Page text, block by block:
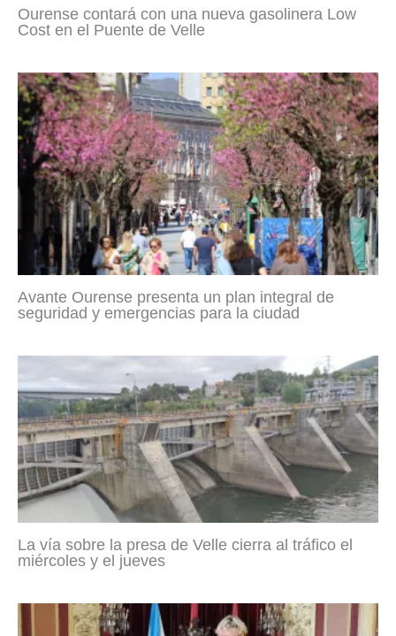
Ourense contará con una nueva gasolinera Low
Cost en el Puente de Velle
Avante Ourense presenta un plan integral de
seguridad y emergencias para la ciudad
La vía sobre la presa de Velle cierra al tráfico el
miércoles y el jueves